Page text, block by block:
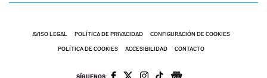
AVISO LEGAL POLÍTICA DE PRIVACIDAD CONFIGURACIÓN DE COOKIES
POLÍTICA DE COOKIES ACCESIBILIDAD CONTACTO
SÍGUENOS: